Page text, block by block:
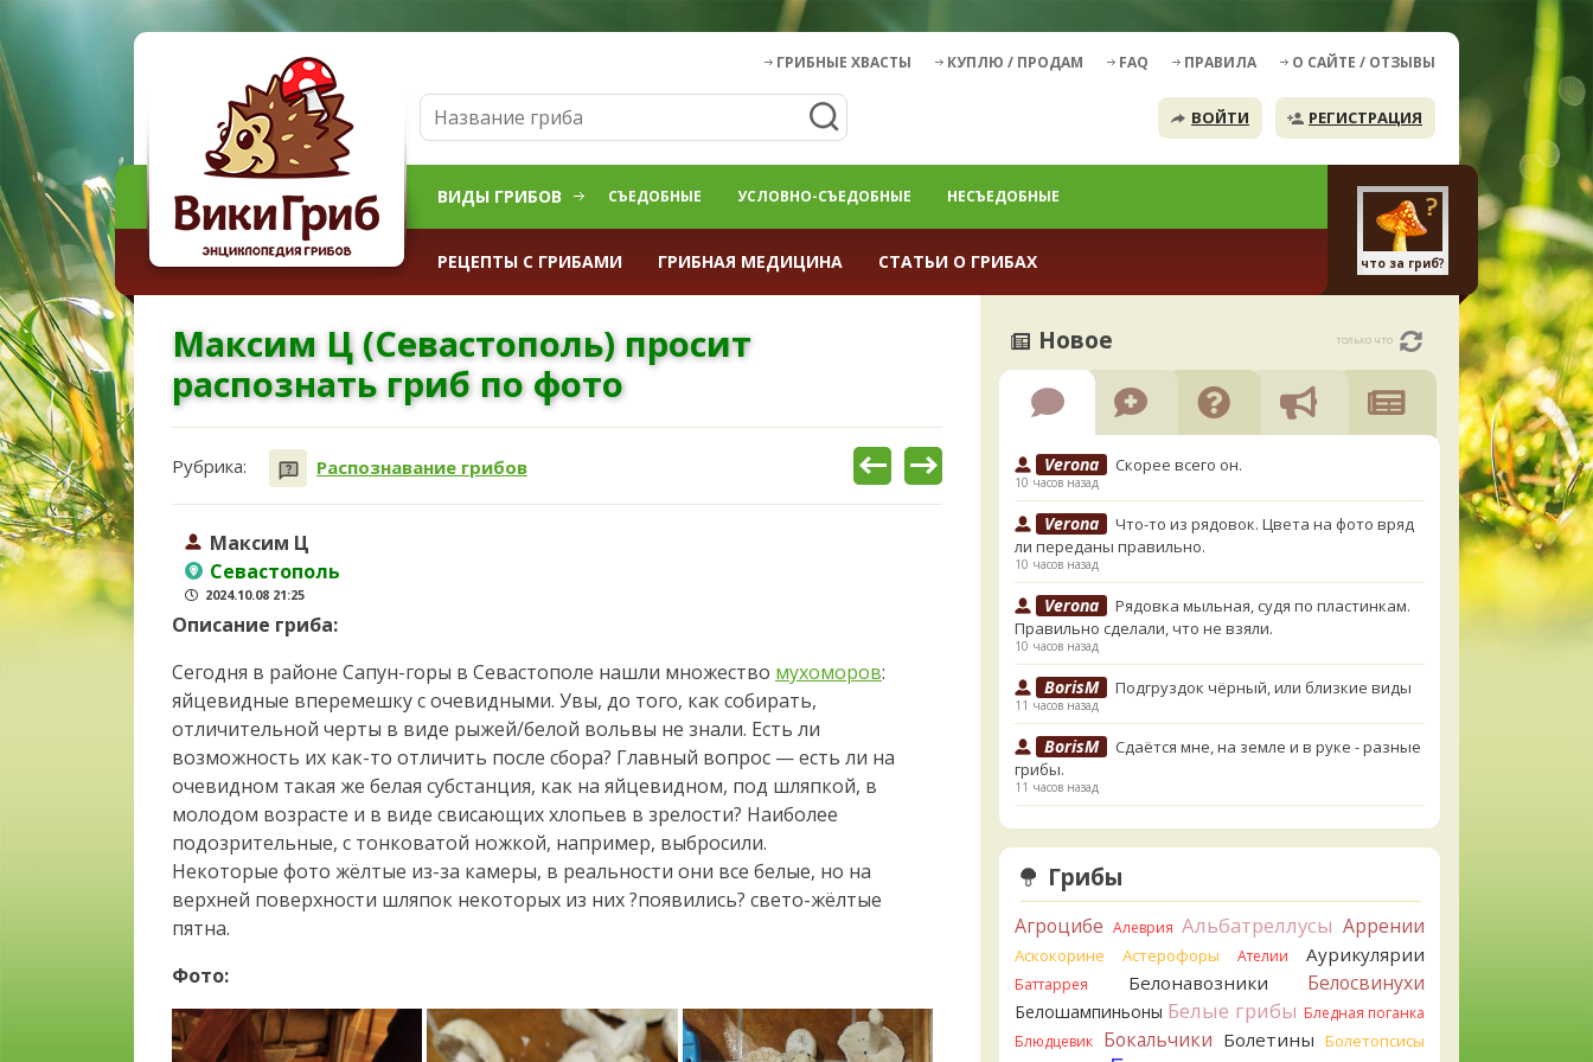
ГРИБНЫЕ ХВАСТЫ КУПЛЮ / ПРОДАМ FAQ ПРАВИЛА О САЙТЕ / ОТЗЫВЫ
ВОЙТИ РЕГИСТРАЦИЯ
ВИДЫ ГРИБОВ СЪЕДОБНЫЕ УСЛОВНО-СЪЕДОБНЫЕ НЕСЪЕДОБНЫЕ
РЕЦЕПТЫ С ГРИБАМИ ГРИБНАЯ МЕДИЦИНА СТАТЬИ О ГРИБАХ что за гриб?
Максим Ц (Севастополь) просит
распознать гриб по фото
Рубрика: Распознавание грибов
Максим Ц
Севастополь
2024.10.08 21:25
Описание гриба:
Сегодня в районе Сапун-горы в Севастополе нашли множество мухоморов:
яйцевидные вперемешку с очевидными. Увы, до того, как собирать,
отличительной черты в виде рыжей/белой вольвы не знали. Есть ли
возможность их как-то отличить после сбора? Главный вопрос — есть ли на
очевидном такая же белая субстанция, как на яйцевидном, под шляпкой, в
молодом возрасте и в виде свисающих хлопьев в зрелости? Наиболее
подозрительные, с тонковатой ножкой, например, выбросили.
Некоторые фото жёлтые из-за камеры, в реальности они все белые, но на
верхней поверхности шляпок некоторых из них ?появились? свето-жёлтые
пятна.
Фото:
Новое только что
Verona Скорее всего он.
10 часов назад
Verona
Что-то из рядовок. Цвета на фото вряд
ли переданы правильно.
10 часов назад
Verona
Рядовка мыльная, судя по пластинкам.
Правильно сделали, что не взяли.
10 часов назад
BorisM Подгруздок чёрный, или близкие виды
11 часов назад
BorisM
Сдаётся мне, на земле и в руке - разные
грибы.
11 часов назад
Кирилл
Вони не было, но вода и гриб при варке
начали желтеть. Выкинул. Большое спасибо.
12 часов назад
Кирилл
13 часов назад
Tatiana_A
Да. Но они не все безоговорочно
съедобны.
13 часов назад
Tatiana_A
В следующий раз вырвите его
Грибы
Агроцибе Алеврия Альбатреллусы Аррении
Аскокорине Астерофоры Ателии Аурикулярии
Баттаррея Белонавозники Белосвинухи
Белошампиньоны Белые грибы Бледная поганка
Блюдцевик
Бокальчики Болетины Болетопсисы